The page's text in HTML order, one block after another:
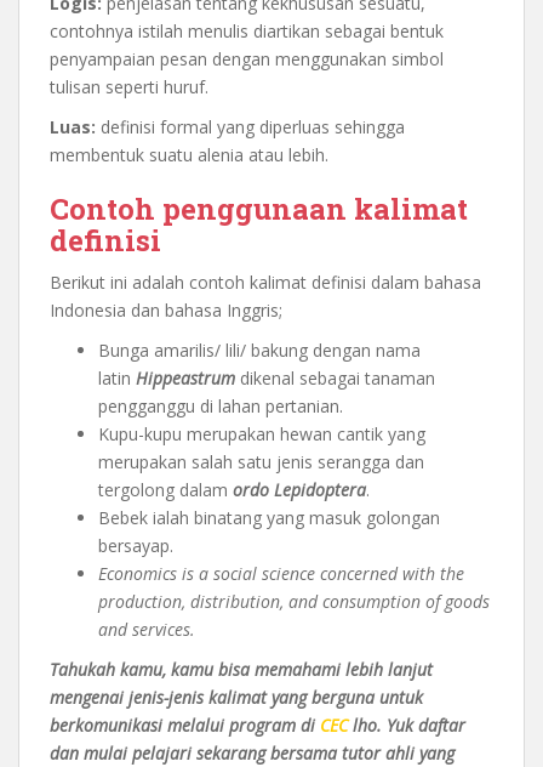
contohnya istilah menulis diartikan sebagai bentuk
penyampaian pesan dengan menggunakan simbol
tulisan seperti huruf.
Luas: definisi formal yang diperluas sehingga
membentuk suatu alenia atau lebih.
Contoh penggunaan kalimat
definisi
Berikut ini adalah contoh kalimat definisi dalam bahasa
Indonesia dan bahasa Inggris;
Bunga amarilis/ lili/ bakung dengan nama
latin Hippeastrum dikenal sebagai tanaman
pengganggu di lahan pertanian.
Kupu-kupu merupakan hewan cantik yang
merupakan salah satu jenis serangga dan
tergolong dalam ordo Lepidoptera.
Bebek ialah binatang yang masuk golongan
bersayap.
Economics is a social science concerned with the
production, distribution, and consumption of goods
and services.
Tahukah kamu, kamu bisa memahami lebih lanjut
mengenai jenis-jenis kalimat yang berguna untuk
berkomunikasi melalui program di CEClho. Yuk daftar
dan mulai pelajari sekarang bersama tutor ahli yang